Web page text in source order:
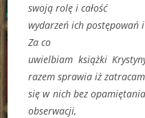
swoją rolę i całość
wydarzeń ich postępowań
Za co
uwielbiam książki
razem sprawia iż zatracam
się w nich bez
obserwacji,